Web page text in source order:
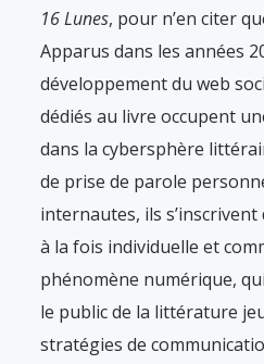
16 Lunes, pour n’en citer
Apparus dans les années
développement du web
dédiés au livre occupent
dans la cybersphère
de prise de parole
internautes, ils
à la fois individuelle et
phénomène numérique,
le public de la littérature
stratégies de